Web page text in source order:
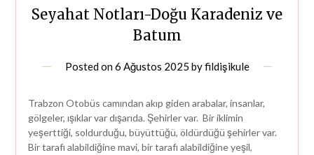
Seyahat Notları-Doğu Karadeniz ve
Batum
Posted on6 Ağustos 2025 byfildişikule
Trabzon Otobüs camından akıp giden arabalar, insanlar,
gölgeler, ışıklar var dışarıda. Şehirler var. Bir iklimin
yeşerttiği, soldurduğu, büyüttüğü, öldürdüğü şehirler var.
Bir tarafı alabildiğine mavi, bir tarafı alabildiğine yeşil,